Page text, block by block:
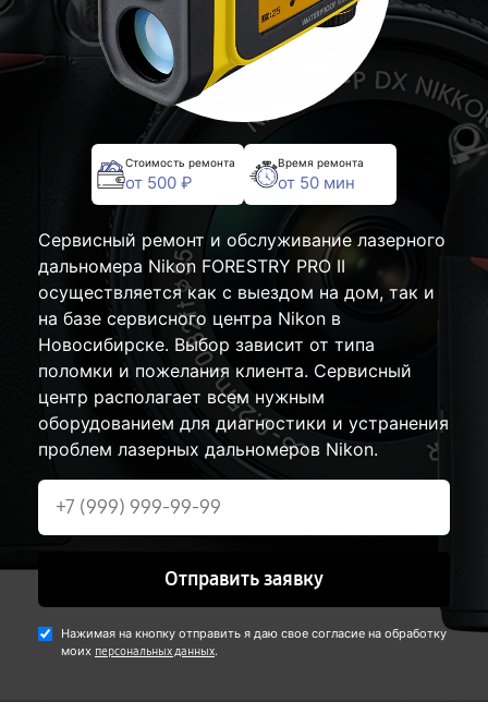
Стоимость ремонта
от 500 ₽
Время ремонта
от 50 мин
Сервисный ремонт и обслуживание лазерного
дальномера Nikon FORESTRY PRO II
осуществляется как с выездом на дом, так и
на базе сервисного центра Nikon в
Новосибирске. Выбор зависит от типа
поломки и пожелания клиента. Сервисный
центр располагает всем нужным
оборудованием для диагностики и устранения
проблем лазерных дальномеров Nikon.
Отправить заявку
Нажимая на кнопку отправить я даю свое согласие на обработку
моих персональных данных.